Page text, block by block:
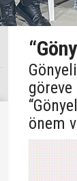
göreve
önem